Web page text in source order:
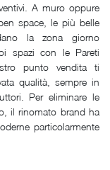
A muro oppure
space, le più belle
la zona giorno
spazi con le Pareti
punto vendita ti
qualità, sempre in
Per eliminare le
il rinomato brand ha
particolarmente